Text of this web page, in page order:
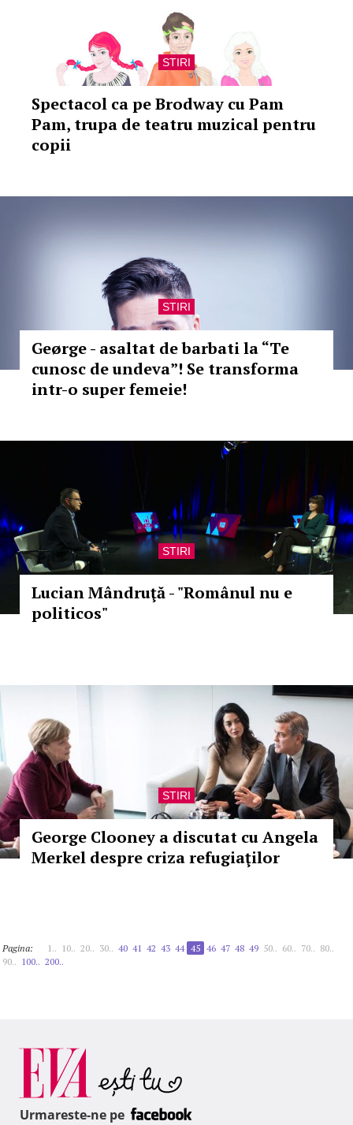
STIRI
Spectacol ca pe Brodway cu Pam
Pam, trupa de teatru muzical pentru
copii
STIRI
Geørge - asaltat de barbati la “Te
cunosc de undeva”! Se transforma
intr-o super femeie!
STIRI
Lucian Mândruţă - "Românul nu e
politicos"
STIRI
George Clooney a discutat cu Angela
Merkel despre criza refugiaţilor
Pagina: 1.. 10.. 20.. 30.. 40 41 42 43 44 45 46 47 48 49 50.. 60.. 70.. 80..
90.. 100.. 200..
Urmareste-ne pe